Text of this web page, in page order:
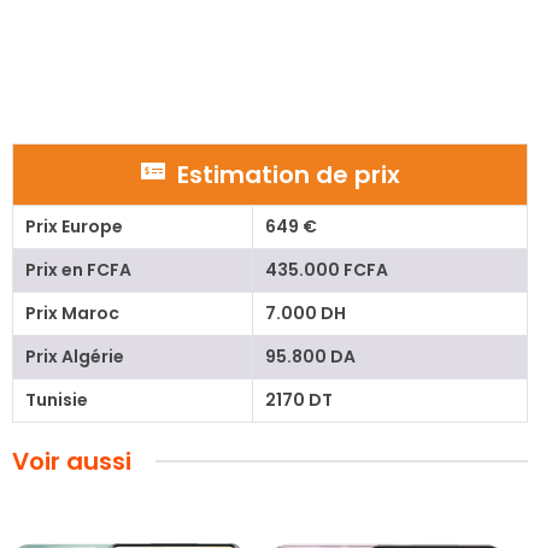
Estimation de prix
Prix Europe
649 €
Prix en FCFA
435.000 FCFA
Prix Maroc
7.000 DH
Prix Algérie
95.800 DA
Tunisie
2170 DT
Voir aussi